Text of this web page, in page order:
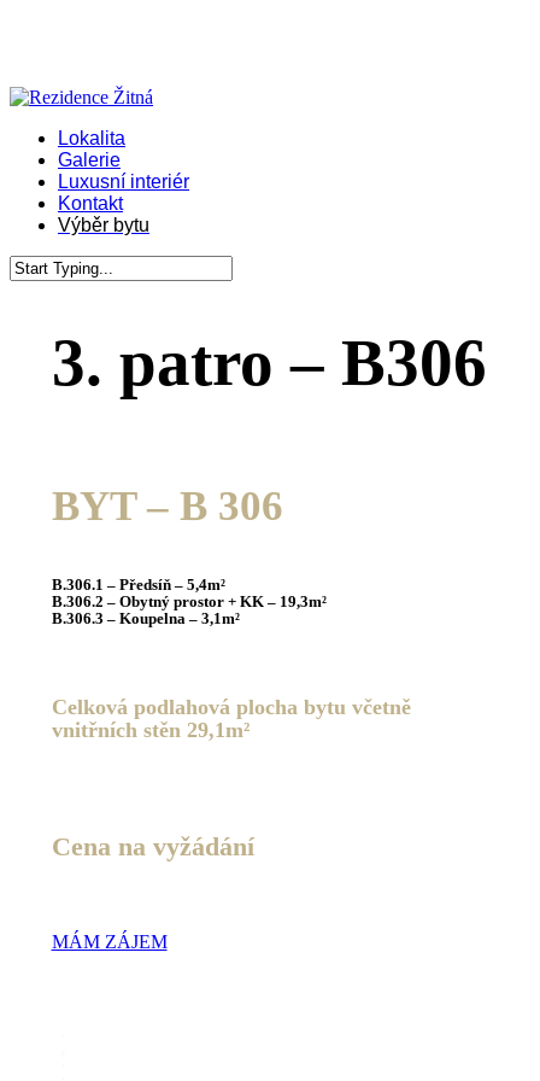
content
Menu
Lokalita
Galerie
Luxusní interiér
Kontakt
Výběr bytu
3. patro – B306
BYT – B 306
B.306.1 – Předsíň – 5,4m²
B.306.2 – Obytný prostor + KK – 19,3m²
B.306.3 – Koupelna – 3,1m²
Celková podlahová plocha bytu včetně
vnitřních stěn 29,1m²
Cena na vyžádání
MÁM ZÁJEM